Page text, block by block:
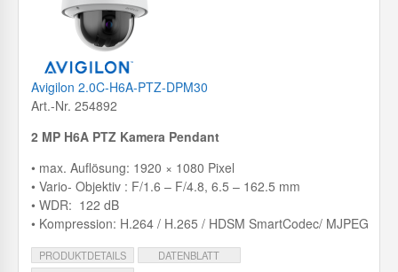
Avigilon 2.0C-H6A-PTZ-DPM30
Art.-Nr. 254892
2 MP H6A PTZ Kamera Pendant
• max. Auflösung: 1920 × 1080 Pixel
• Vario- Objektiv : F/1.6 – F/4.8, 6.5 – 162.5 mm
• WDR: 122 dB
• Kompression: H.264 / H.265 / HDSM SmartCodec/ MJPEG
PRODUKTDETAILS
DATENBLATT